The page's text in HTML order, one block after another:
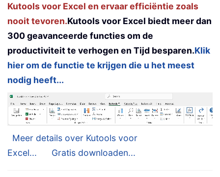
Kutools voor Excel en ervaar efficiëntie zoals
nooit tevoren.Kutools voor Excel biedt meer dan
300 geavanceerde functies om de
productiviteit te verhogen en Tijd besparen.Klik
hier om de functie te krijgen die u het meest
nodig heeft...
Meer details over Kutools voor
Excel...
Gratis downloaden...